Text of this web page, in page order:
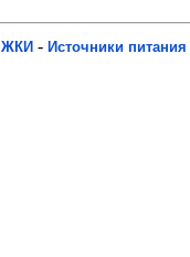
ЖКИ- Источники питания